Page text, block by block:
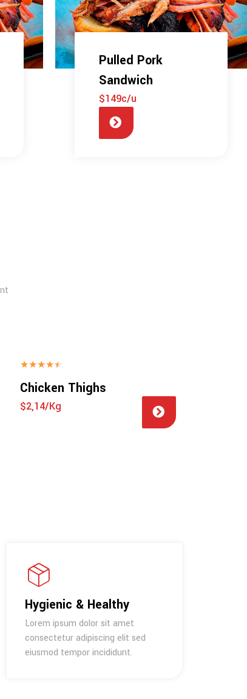
Pulled Pork
Sandwich
$149c/u
★★★★★
Chicken Thighs
$2,14/Kg
Hygienic & Healthy
Lorem ipsum dolor sit amet
consectetur adipiscing elit sed
eiusmod tempor incididunt.